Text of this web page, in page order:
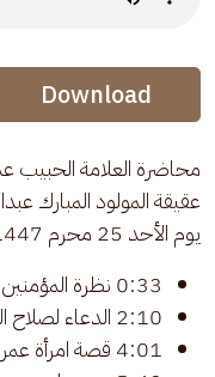
Audio Stream
Download
محاضرة العلامة الحبيب
عقيقة المولود المبارك
يوم الأحد 25 محرم 1447هـ
0:33 نظرة المؤمنين إلى الأولاد
2:10 الدعاء لصلاح الذرية
4:01 قصة امرأة عمران